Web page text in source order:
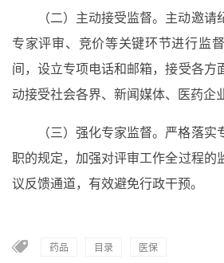
（二）主动接受监督。 主动邀请
专家评审、竞价等关键环节进行监
间，设立专项电话和邮箱，接受各方
动接受社会各界、新闻媒体、医药企
（三）强化专家监督。 严格落实
职的规定，加强对评审工作全过程的
议反馈通道，有效避免行政干预。
药品 目录 医保